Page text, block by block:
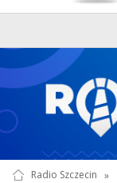
Radio Szczecin »